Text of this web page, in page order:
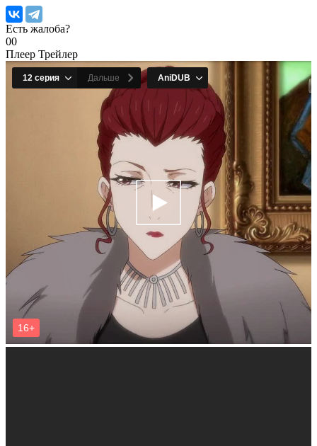
Есть жалоба?
00
Плеер Трейлер